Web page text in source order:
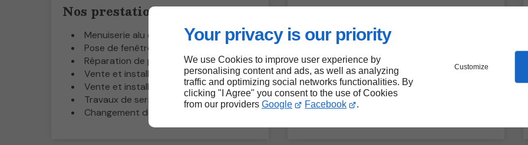
Your privacy is our priority
We use Cookies to improve user experience by
personalising content and ads, as well as analyzing
traffic and optimizing social networks functionalities. By
clicking "I Agree" you consent to the use of Cookies
from our providers Google Facebook .
Customize
Nos prestations
Menuiserie alu et PVC
Pose de fenêtres
Réparation de portes et de fenêtres
Vente et installation de volets roulants
Vente et installation de stores
Travaux de serrurerie
Changement de vitrage
Nos plus
Plus de 20 ans d’expérience
Savoir-faire
Réactivité
Intervention et dépannage urgence
Rapport qualité-prix